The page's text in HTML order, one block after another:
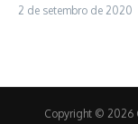
2 de setembro de 2020
Copyright © 2026